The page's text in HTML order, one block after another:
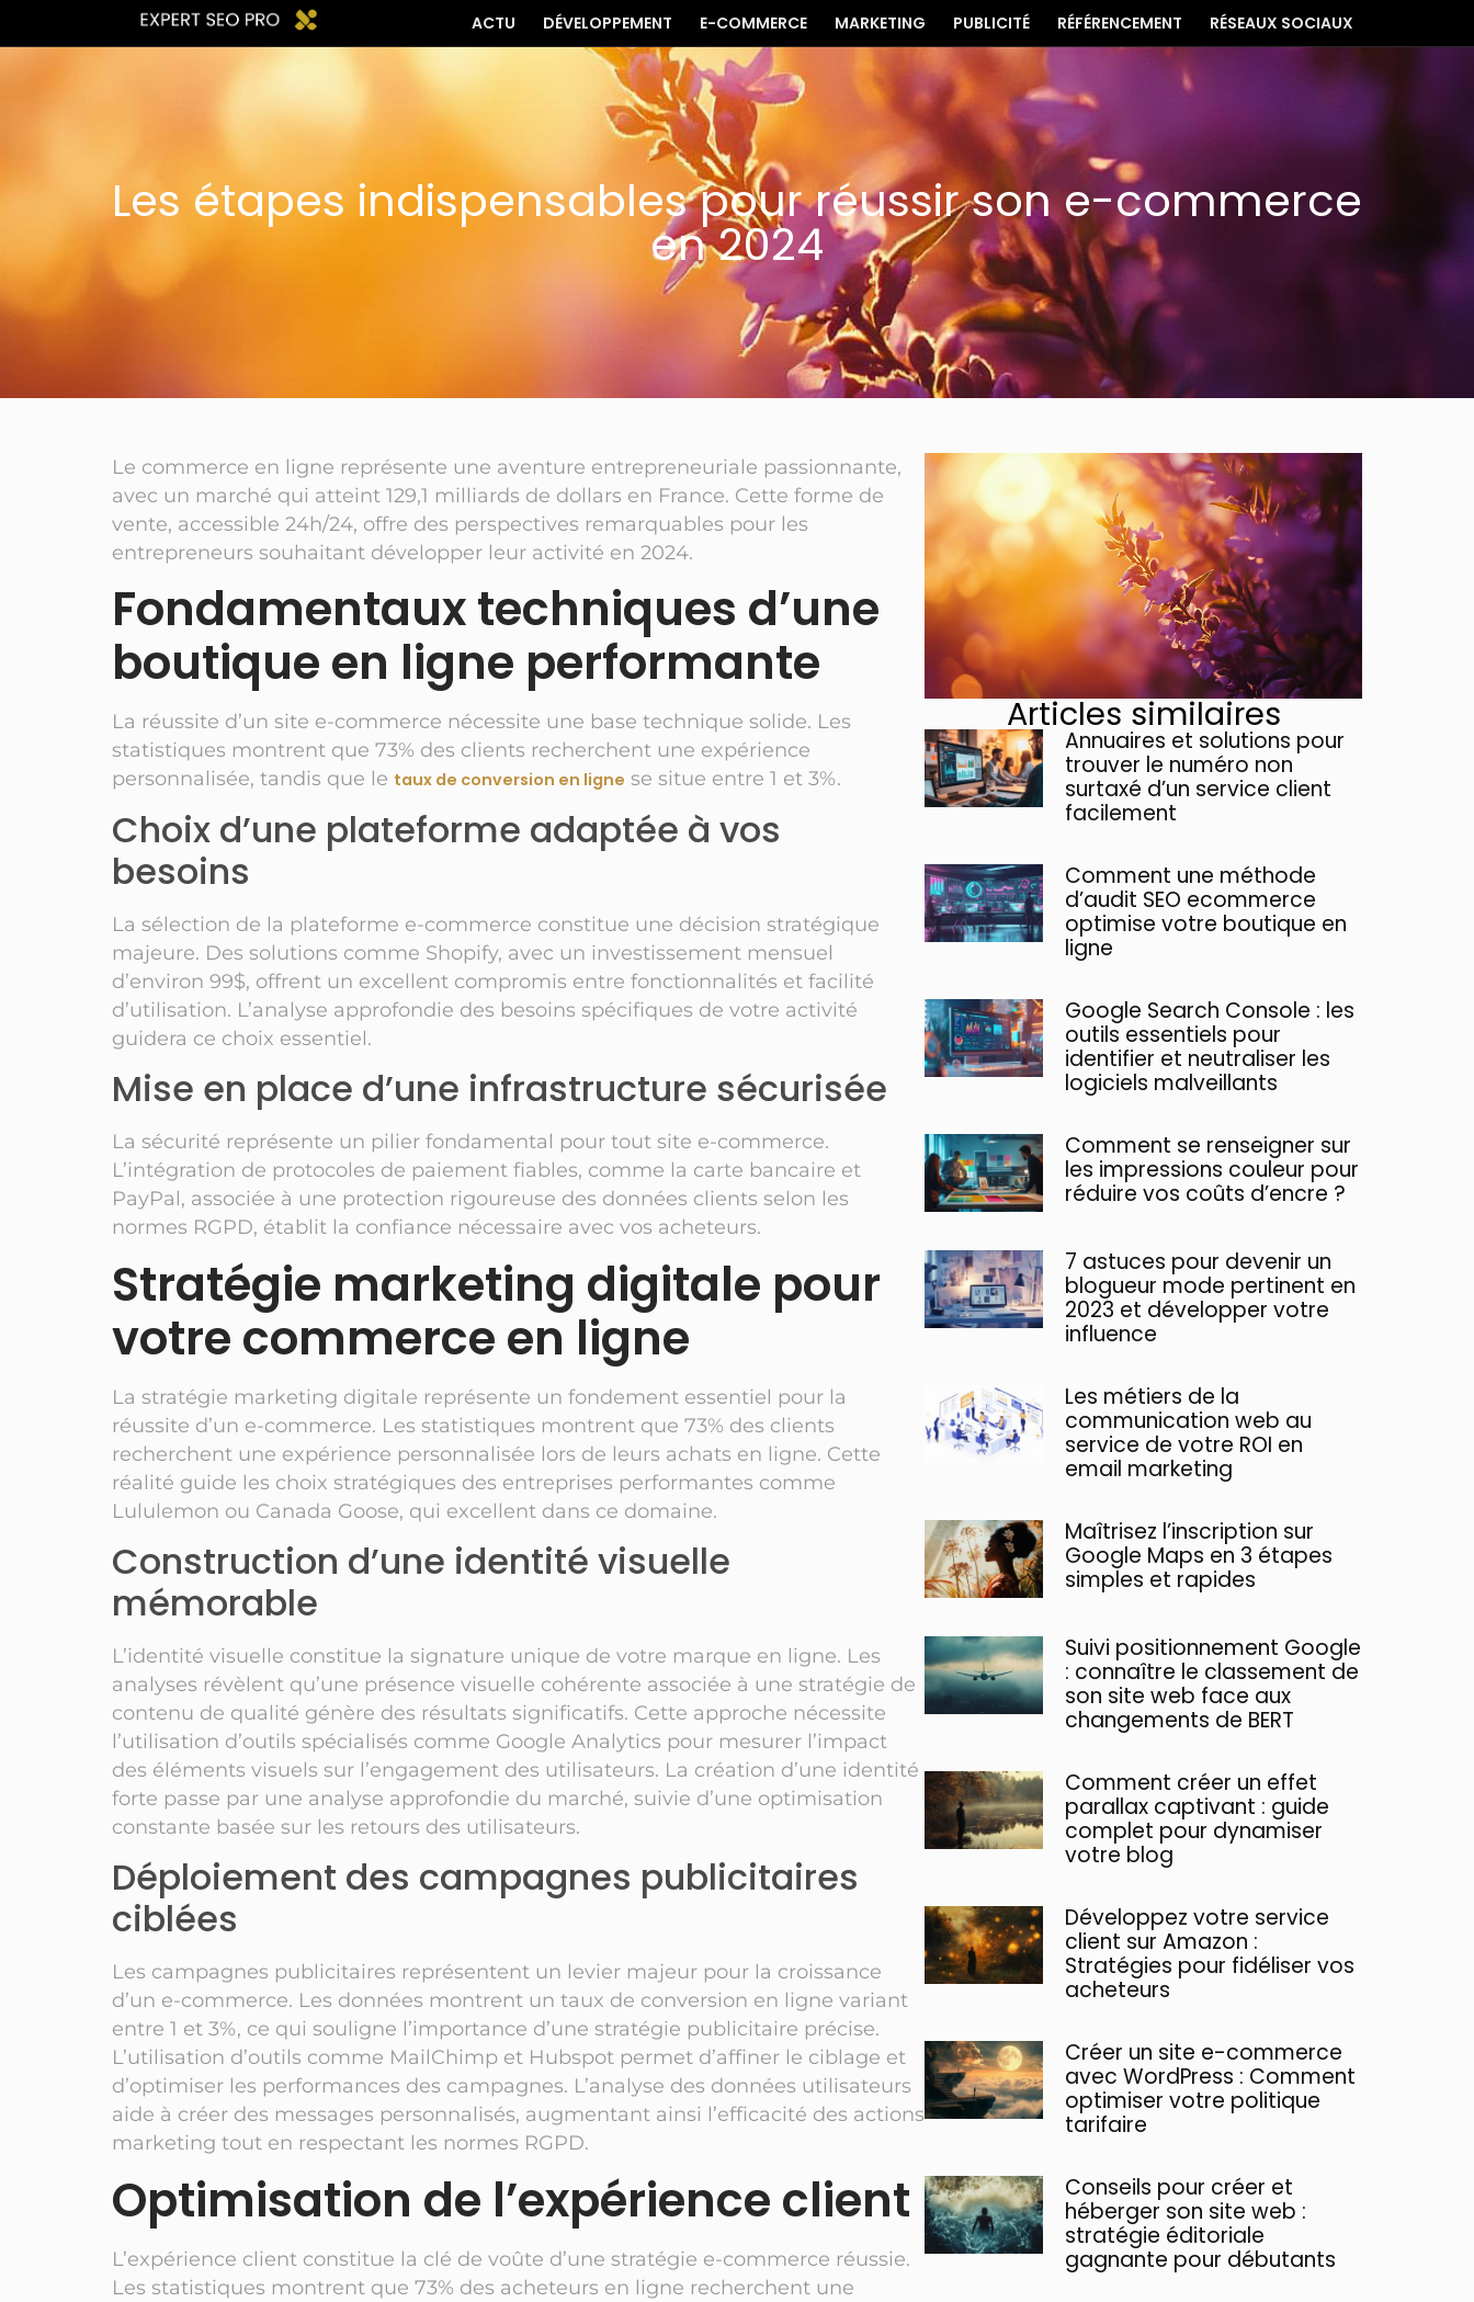
ACTU DÉVELOPPEMENT E-COMMERCE MARKETING PUBLICITÉ RÉFÉRENCEMENT RÉSEAUX SOCIAUX
Les étapes indispensables pour réussir son e-commerce
en 2024
Le commerce en ligne représente une aventure entrepreneuriale passionnante,
avec un marché qui atteint 129,1 milliards de dollars en France. Cette forme de
vente, accessible 24h/24, offre des perspectives remarquables pour les
entrepreneurs souhaitant développer leur activité en 2024.
Fondamentaux techniques d’une
boutique en ligne performante
La réussite d’un site e-commerce nécessite une base technique solide. Les
statistiques montrent que 73% des clients recherchent une expérience
personnalisée, tandis que le taux de conversion en ligne se situe entre 1 et 3%.
Choix d’une plateforme adaptée à vos
besoins
La sélection de la plateforme e-commerce constitue une décision stratégique
majeure. Des solutions comme Shopify, avec un investissement mensuel
d’environ 99$, offrent un excellent compromis entre fonctionnalités et facilité
d’utilisation. L’analyse approfondie des besoins spécifiques de votre activité
guidera ce choix essentiel.
Mise en place d’une infrastructure sécurisée
La sécurité représente un pilier fondamental pour tout site e-commerce.
L’intégration de protocoles de paiement fiables, comme la carte bancaire et
PayPal, associée à une protection rigoureuse des données clients selon les
normes RGPD, établit la confiance nécessaire avec vos acheteurs.
Stratégie marketing digitale pour
votre commerce en ligne
La stratégie marketing digitale représente un fondement essentiel pour la
réussite d’un e-commerce. Les statistiques montrent que 73% des clients
recherchent une expérience personnalisée lors de leurs achats en ligne. Cette
réalité guide les choix stratégiques des entreprises performantes comme
Lululemon ou Canada Goose, qui excellent dans ce domaine.
Construction d’une identité visuelle
mémorable
L’identité visuelle constitue la signature unique de votre marque en ligne. Les
analyses révèlent qu’une présence visuelle cohérente associée à une stratégie de
contenu de qualité génère des résultats significatifs. Cette approche nécessite
l’utilisation d’outils spécialisés comme Google Analytics pour mesurer l’impact
des éléments visuels sur l’engagement des utilisateurs. La création d’une identité
forte passe par une analyse approfondie du marché, suivie d’une optimisation
constante basée sur les retours des utilisateurs.
Déploiement des campagnes publicitaires
ciblées
Les campagnes publicitaires représentent un levier majeur pour la croissance
d’un e-commerce. Les données montrent un taux de conversion en ligne variant
entre 1 et 3%, ce qui souligne l’importance d’une stratégie publicitaire précise.
L’utilisation d’outils comme MailChimp et Hubspot permet d’affiner le ciblage et
d’optimiser les performances des campagnes. L’analyse des données utilisateurs
aide à créer des messages personnalisés, augmentant ainsi l’efficacité des actions
marketing tout en respectant les normes RGPD.
Optimisation de l’expérience client
L’expérience client constitue la clé de voûte d’une stratégie e-commerce réussie.
Les statistiques montrent que 73% des acheteurs en ligne recherchent une
Articles similaires
Annuaires et solutions pour
trouver le numéro non
surtaxé d’un service client
facilement
Comment une méthode
d’audit SEO ecommerce
optimise votre boutique en
ligne
Google Search Console : les
outils essentiels pour
identifier et neutraliser les
logiciels malveillants
Comment se renseigner sur
les impressions couleur pour
réduire vos coûts d’encre ?
7 astuces pour devenir un
blogueur mode pertinent en
2023 et développer votre
influence
Les métiers de la
communication web au
service de votre ROI en
email marketing
Maîtrisez l’inscription sur
Google Maps en 3 étapes
simples et rapides
Suivi positionnement Google
: connaître le classement de
son site web face aux
changements de BERT
Comment créer un effet
parallax captivant : guide
complet pour dynamiser
votre blog
Développez votre service
client sur Amazon :
Stratégies pour fidéliser vos
acheteurs
Créer un site e-commerce
avec WordPress : Comment
optimiser votre politique
tarifaire
Conseils pour créer et
héberger son site web :
stratégie éditoriale
gagnante pour débutants